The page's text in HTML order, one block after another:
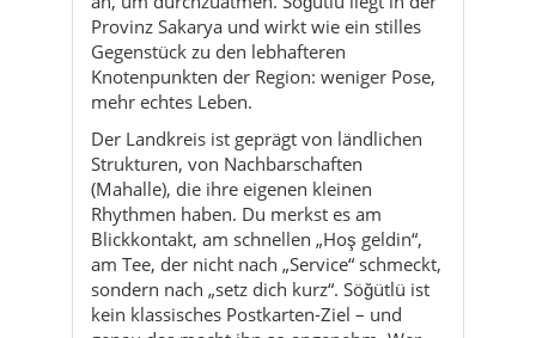
Der Landkreis ist geprägt von ländlichen
Strukturen, von Nachbarschaften
(Mahalle), die ihre eigenen kleinen
Rhythmen haben. Du merkst es am
Blickkontakt, am schnellen „Hoş geldin“,
am Tee, der nicht nach „Service“ schmeckt,
sondern nach „setz dich kurz“. Söğütlü ist
kein klassisches Postkarten-Ziel – und
genau das macht ihn so angenehm. Wer
sich für Alltag, Landwirtschaft, lokale
Küche und kleine Wege interessiert, findet
hier die Türkei in einer sehr ehrlichen
Version: warm, freundlich, unaufgeregt.